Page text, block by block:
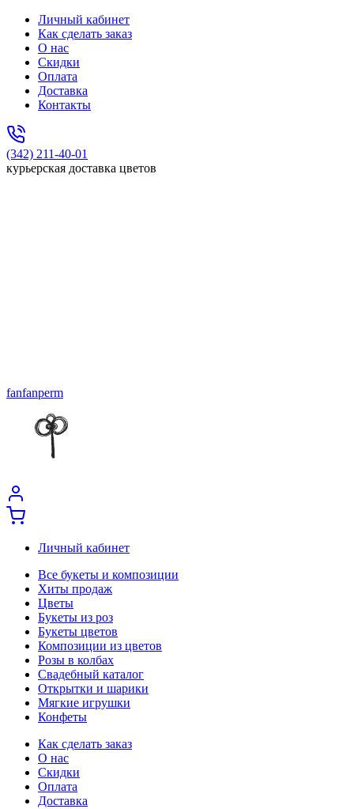
Личный кабинет
Как сделать заказ
О нас
Скидки
Оплата
Доставка
Контакты
(342) 211-40-01
курьерская доставка цветов
fanfanperm
Личный кабинет
Все букеты и композиции
Хиты продаж
Цветы
Букеты из роз
Букеты цветов
Композиции из цветов
Розы в колбах
Свадебный каталог
Открытки и шарики
Мягкие игрушки
Конфеты
Как сделать заказ
О нас
Скидки
Оплата
Доставка